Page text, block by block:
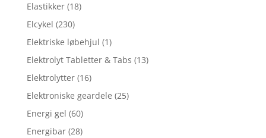
Elastikker (18)
Elcykel (230)
Elektriske løbehjul (1)
Elektrolyt Tabletter & Tabs (13)
Elektrolytter (16)
Elektroniske geardele (25)
Energi gel (60)
Energibar (28)